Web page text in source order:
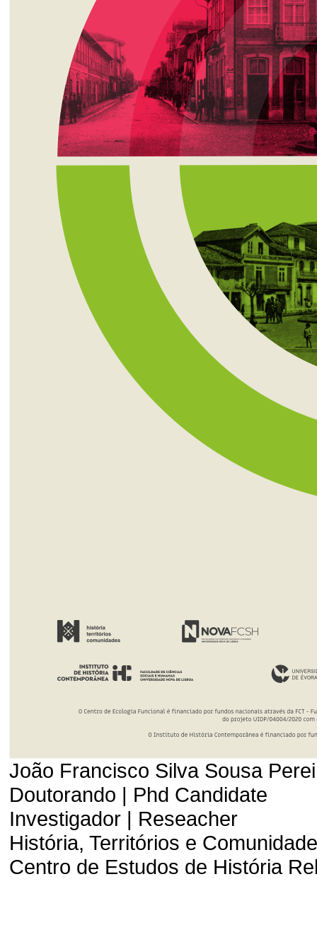
João Francisco Silva Sousa
Doutorando | Phd Candidate
Investigador | Reseacher
História, Territórios e
Centro de Estudos de História